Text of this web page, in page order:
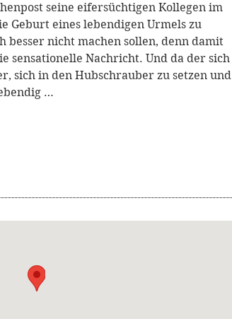
seine eifersüchtigen Kollegen im
Geburt eines lebendigen Urmels zu
besser nicht machen sollen, denn damit
sensationelle Nachricht. Und da der sich
sich in den Hubschrauber zu setzen und
…